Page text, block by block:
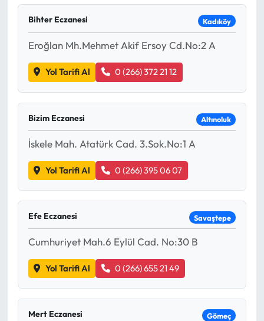
Bihter Eczanesi Kadıköy
Eroğlan Mh.Mehmet Akif Ersoy Cd.No:2 A
Yol Tarifi Al 0 (266) 372 21 12
Bizim Eczanesi Altınoluk
İskele Mah. Atatürk Cad. 3.Sok.No:1 A
Yol Tarifi Al 0 (266) 395 06 07
Efe Eczanesi Savaştepe
Cumhuriyet Mah.6 Eylül Cad. No:30 B
Yol Tarifi Al 0 (266) 655 21 49
Mert Eczanesi Gömeç